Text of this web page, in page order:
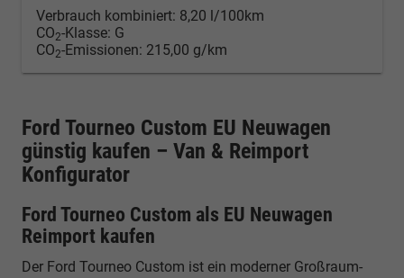
Verbrauch kombiniert: 8,20 l/100km
CO2-Klasse: G
CO2-Emissionen: 215,00 g/km
Ford Tourneo Custom EU Neuwagen
günstig kaufen – Van & Reimport
Konfigurator
Ford Tourneo Custom als EU Neuwagen
Reimport kaufen
Der Ford Tourneo Custom ist ein moderner Großraum-